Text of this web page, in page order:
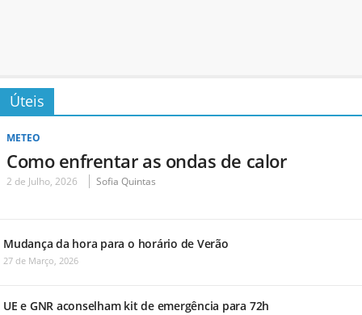
Úteis
METEO
Como enfrentar as ondas de calor
2 de Julho, 2026 Sofia Quintas
Mudança da hora para o horário de Verão
27 de Março, 2026
UE e GNR aconselham kit de emergência para 72h